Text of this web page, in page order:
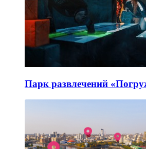
Парк развлечений